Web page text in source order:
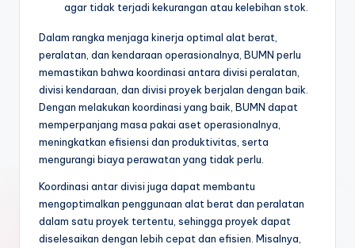
agar tidak terjadi kekurangan atau kelebihan stok.
Dalam rangka menjaga kinerja optimal alat berat,
peralatan, dan kendaraan operasionalnya, BUMN perlu
memastikan bahwa koordinasi antara divisi peralatan,
divisi kendaraan, dan divisi proyek berjalan dengan baik.
Dengan melakukan koordinasi yang baik, BUMN dapat
memperpanjang masa pakai aset operasionalnya,
meningkatkan efisiensi dan produktivitas, serta
mengurangi biaya perawatan yang tidak perlu.
Koordinasi antar divisi juga dapat membantu
mengoptimalkan penggunaan alat berat dan peralatan
dalam satu proyek tertentu, sehingga proyek dapat
diselesaikan dengan lebih cepat dan efisien. Misalnya,